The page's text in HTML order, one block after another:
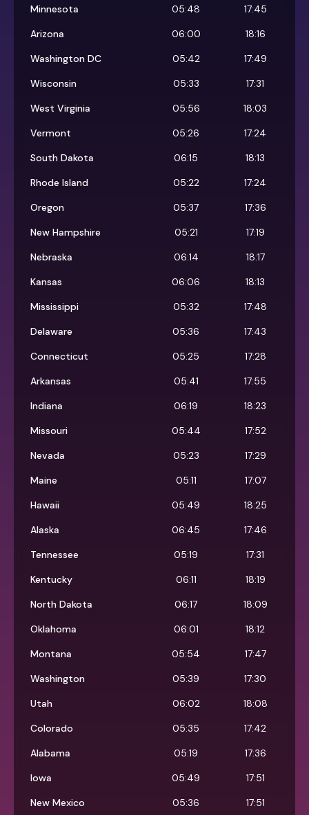
Minnesota
05:48
17:45
Arizona
06:00
18:16
Washington DC
05:42
17:49
Wisconsin
05:33
17:31
West Virginia
05:56
18:03
Vermont
05:26
17:24
South Dakota
06:15
18:13
Rhode Island
05:22
17:24
Oregon
05:37
17:36
New Hampshire
05:21
17:19
Nebraska
06:14
18:17
Kansas
06:06
18:13
Mississippi
05:32
17:48
Delaware
05:36
17:43
Connecticut
05:25
17:28
Arkansas
05:41
17:55
Indiana
06:19
18:23
Missouri
05:44
17:52
Nevada
05:23
17:29
Maine
05:11
17:07
Hawaii
05:49
18:25
Alaska
06:45
17:46
Tennessee
05:19
17:31
Kentucky
06:11
18:19
North Dakota
06:17
18:09
Oklahoma
06:01
18:12
Montana
05:54
17:47
Washington
05:39
17:30
Utah
06:02
18:08
Colorado
05:35
17:42
Alabama
05:19
17:36
Iowa
05:49
17:51
New Mexico
05:36 17:51